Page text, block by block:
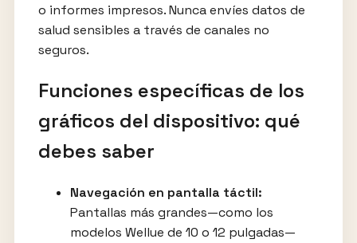
o informes impresos. Nunca envíes datos de
salud sensibles a través de canales no
seguros.
Funciones específicas de los
gráficos del dispositivo: qué
debes saber
Navegación en pantalla táctil:
Pantallas más grandes—como los
modelos Wellue de 10 o 12 pulgadas—